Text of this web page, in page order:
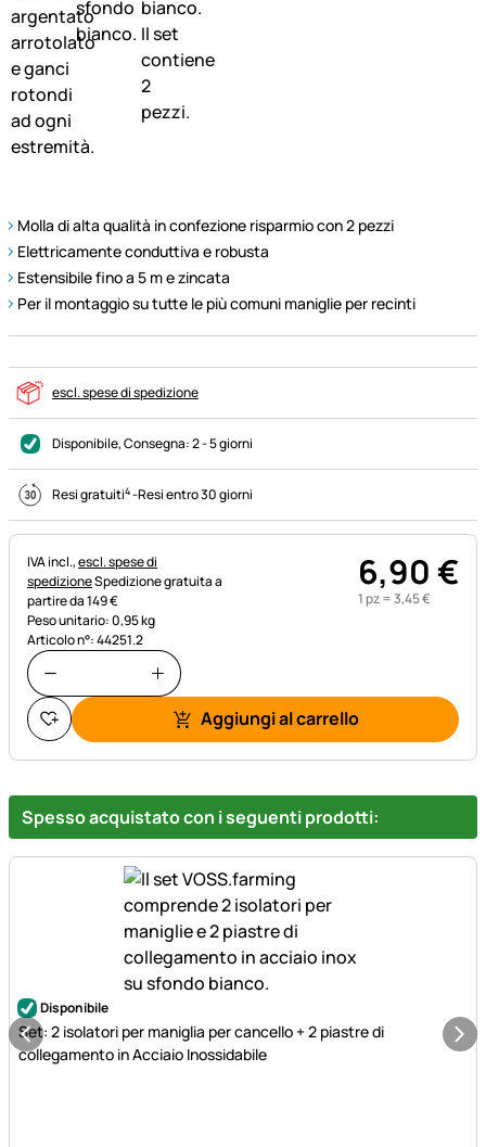
Molla di alta qualità in confezione risparmio con 2 pezzi
Elettricamente conduttiva e robusta
Estensibile fino a 5 m e zincata
Per il montaggio su tutte le più comuni maniglie per recinti
escl. spese di spedizione
Disponibile, Consegna:2 - 5 giorni
Resi gratuiti4-Resi entro 30 giorni
Informazioni fiscali:
IVA incl.,escl. spese di
spedizioneSpedizione gratuita a
partire da 149 €
Peso unitario: 0,95 kg
Articolo n°: 44251.2
6,90€
1 pz =3,45€
Aggiungi al carrello
Spesso acquistato con i seguenti prodotti:
Disponibile
Set: 2 isolatori per maniglia per cancello + 2 piastre di
collegamento in Acciaio Inossidabile